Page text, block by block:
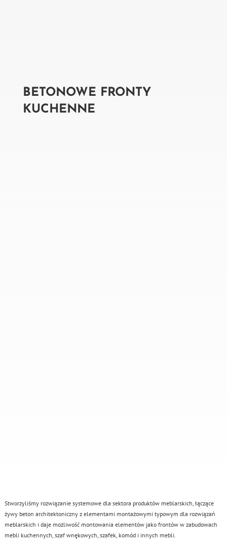
BETONOWE FRONTY
KUCHENNE
Stworzyliśmy rozwiązanie systemowe dla sektora produktów meblarskich, łączące
żywy beton architektoniczny z elementami montażowymi typowym dla rozwiązań
meblarskich i daje możliwość montowania elementów jako frontów w zabudowach
mebli kuchennych, szaf wnękowych, szafek, komód i innych mebli.